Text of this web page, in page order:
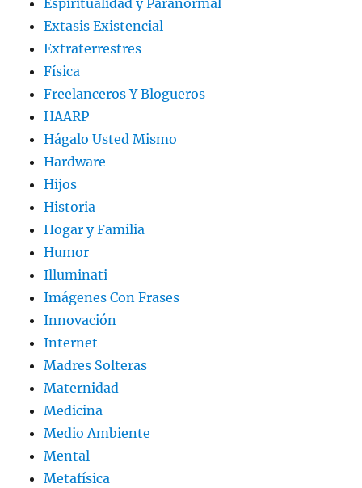
Espiritualidad y Paranormal
Extasis Existencial
Extraterrestres
Física
Freelanceros Y Blogueros
HAARP
Hágalo Usted Mismo
Hardware
Hijos
Historia
Hogar y Familia
Humor
Illuminati
Imágenes Con Frases
Innovación
Internet
Madres Solteras
Maternidad
Medicina
Medio Ambiente
Mental
Metafísica